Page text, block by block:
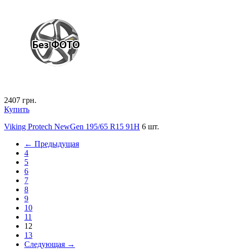
2407 грн.
Купить
Viking Protech NewGen 195/65 R15 91H 6 шт.
← Предыдущая
4
5
6
7
8
9
10
11
12
13
Следующая →